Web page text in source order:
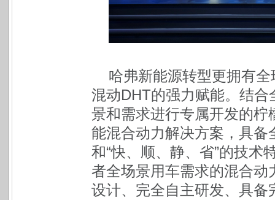
哈弗新能源转型更拥有
混动DHT的强力赋能。结
景和需求进行专属开发的
能混合动力解决方案，具
和“快、顺、静、省”的技术
者全场景用车需求的混合
设计、完全自主研发、具